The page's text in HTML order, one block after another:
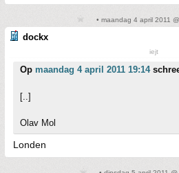
• maandag 4 april 2011
dockx
iejt
Op maandag 4 april 2011 19:14
[..]
Olav Mol
Londen